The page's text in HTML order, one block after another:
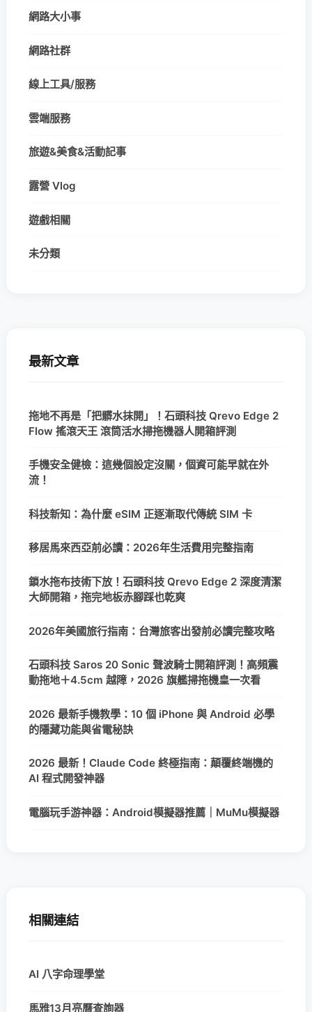
網路大小事
網路社群
線上工具/服務
雲端服務
旅遊&美食&活動記事
露營 Vlog
遊戲相關
未分類
最新文章
拖地不再是「把髒水抹開」！石頭科技 Qrevo Edge 2
Flow 搖滾天王 滾筒活水掃拖機器人開箱評測
手機安全健檢：這幾個設定沒關，個資可能早就在外
流！
科技新知：為什麼 eSIM 正逐漸取代傳統 SIM 卡
移居馬來西亞前必讀：2026年生活費用完整指南
鎖水拖布技術下放！石頭科技 Qrevo Edge 2 深度清潔
大師開箱，拖完地板赤腳踩也乾爽
2026年美國旅行指南：台灣旅客出發前必讀完整攻略
石頭科技 Saros 20 Sonic 聲波騎士開箱評測！高頻震
動拖地＋4.5cm 越障，2026 旗艦掃拖機皇一次看
2026 最新手機教學：10 個 iPhone 與 Android 必學
的隱藏功能與省電秘訣
2026 最新！Claude Code 終極指南：顛覆終端機的
AI 程式開發神器
電腦玩手游神器：Android模擬器推薦｜MuMu模擬器
相關連結
AI 八字命理學堂
馬雅13月亮曆查詢器